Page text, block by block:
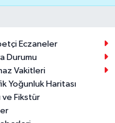
Eczaneler
Durumu
Vakitleri
Yoğunluk Haritası
ve Fikstür